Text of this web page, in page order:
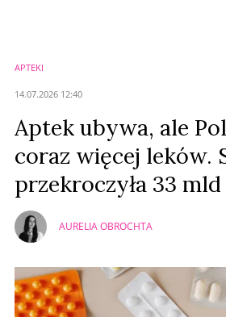
APTEKI
14.07.2026 12:40
Aptek ubywa, ale
coraz więcej leków.
przekroczyła 33 mld
AURELIA OBROCHTA